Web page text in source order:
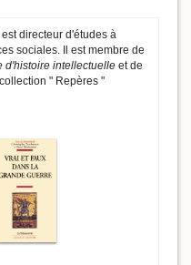
est directeur d'études à
sociales. Il est membre de
d'histoire intellectuelle et de
" Repères "